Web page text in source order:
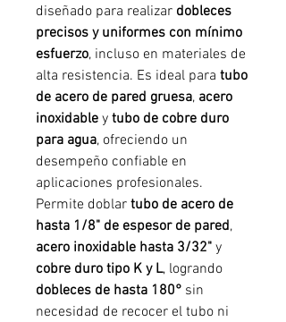
diseñado para realizar dobleces
precisos y uniformes con mínimo
esfuerzo, incluso en materiales de
alta resistencia. Es ideal para tubo
de acero de pared gruesa, acero
inoxidable y tubo de cobre duro
para agua, ofreciendo un
desempeño confiable en
aplicaciones profesionales.
Permite doblar tubo de acero de
hasta 1/8" de espesor de pared,
acero inoxidable hasta 3/32" y
cobre duro tipo K y L, logrando
dobleces de hasta 180° sin
necesidad de recocer el tubo ni